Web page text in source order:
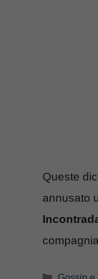
Queste
annusato
Categorie